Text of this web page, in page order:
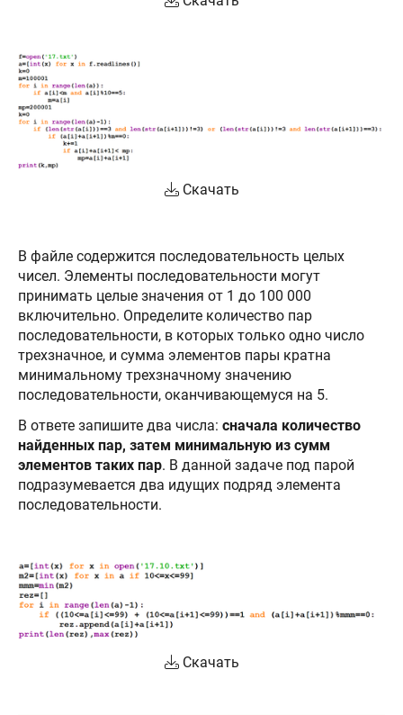
В файле содержится последовательность целых
чисел. Элементы последовательности могут
принимать целые значения от 1 до 100 000
включительно. Определите количество пар
последовательности, в которых только одно число
трехзначное, и сумма элементов пары кратна
минимальному трехзначному значению
последовательности, оканчивающемуся на 5.
В ответе запишите два числа: сначала количество
найденных пар, затем минимальную из сумм
элементов таких пар. В данной задаче под парой
подразумевается два идущих подряд элемента
последовательности.
Скачать
Скачать